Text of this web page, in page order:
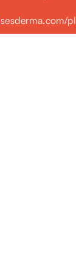
sesderma.com/